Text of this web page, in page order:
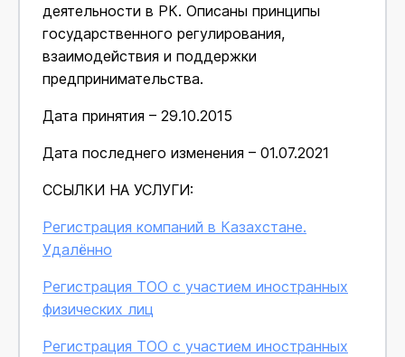
деятельности в РК. Описаны принципы
государственного регулирования,
взаимодействия и поддержки
предпринимательства.
Дата принятия – 29.10.2015
Дата последнего изменения – 01.07.2021
ССЫЛКИ НА УСЛУГИ:
Регистрация компаний в Казахстане.
Удалённо
Регистрация ТОО с участием иностранных
физических лиц
Регистрация ТОО с участием иностранных